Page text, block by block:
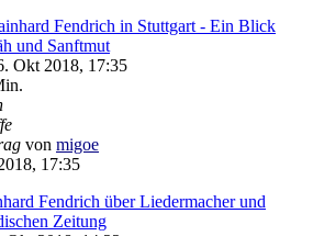
Fendrich in Stuttgart - Ein Blick
und Sanftmut
Okt 2018, 17:35
von migoe
17:35
Fendrich über Liedermacher und
Zeitung